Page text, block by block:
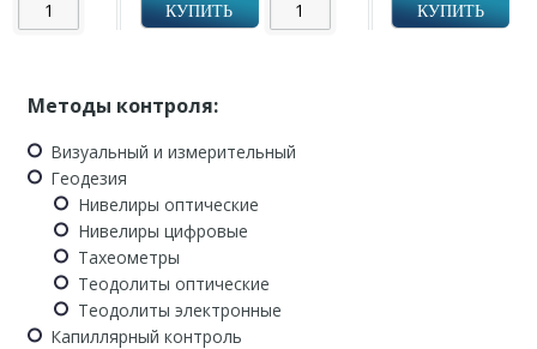
КУПИТЬ КУПИТЬ
Методы контроля:
Визуальный и измерительный
Геодезия
Нивелиры оптические
Нивелиры цифровые
Тахеометры
Теодолиты оптические
Теодолиты электронные
Капиллярный контроль